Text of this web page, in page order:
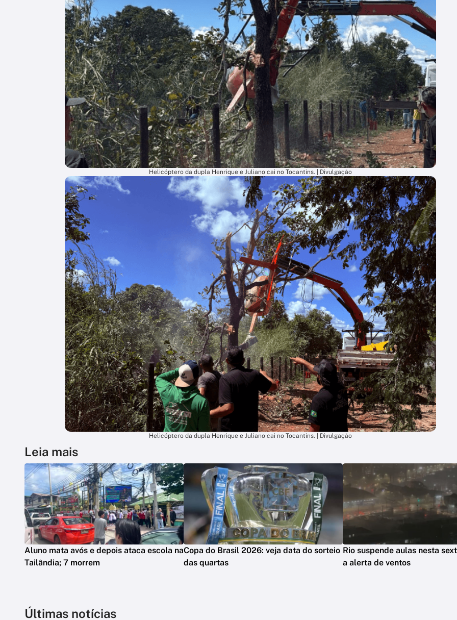
Helicóptero da dupla Henrique e Juliano cai no Tocantins. | Divulgação
Helicóptero da dupla Henrique e Juliano cai no Tocantins. | Divulgação
Leia mais
Aluno mata avós e depois ataca escola na
Tailândia; 7 morrem
Copa do Brasil 2026: veja data do sorteio
das quartas
Rio suspende aulas nesta
a alerta de ventos
Últimas notícias